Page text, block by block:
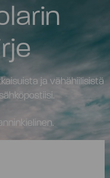
ja vähähiilisistä